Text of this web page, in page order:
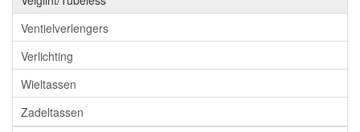
Ventielverlengers
Verlichting
Wieltassen
Zadeltassen